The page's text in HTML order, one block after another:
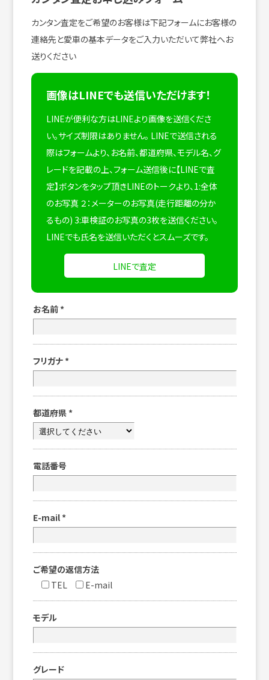
カンタン査定をご希望のお客様は下記フォームにお客様の
連絡先と愛車の基本データをご入力いただいて弊社へお
送りください
画像はLINEでも送信いただけます！
LINEが便利な方はLINEより画像を送信くださ
い。サイズ制限はありません。 LINEで送信される
際はフォームより、お名前、都道府県、モデル名、グ
レードを記載の上、フォーム送信後に【LINEで査
定】ボタンをタップ頂きLINEのトークより、1:全体
のお写真 ２：メーターのお写真(走行距離の分か
るもの) 3:車検証のお写真の3枚を送信ください。
LINEでも氏名を送信いただくとスムーズです。
LINEで査定
お名前 *
フリガナ *
都道府県 *
電話番号
E-mail *
ご希望の返信方法
TEL
E-mail
モデル
グレード